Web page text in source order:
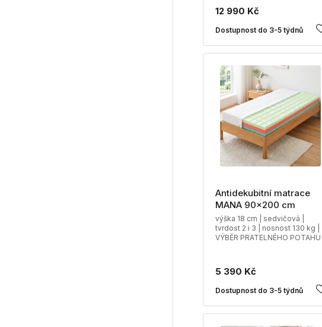
12 990 Kč
Dostupnost do 3-5 týdnů
Antidekubitní matrace
MANA 90x200 cm
výška 18 cm | sedvičová |
tvrdost 2 i 3 | nosnost 130 kg |
VÝBĚR PRATELNÉHO POTAHU
5 390 Kč
Dostupnost do 3-5 týdnů